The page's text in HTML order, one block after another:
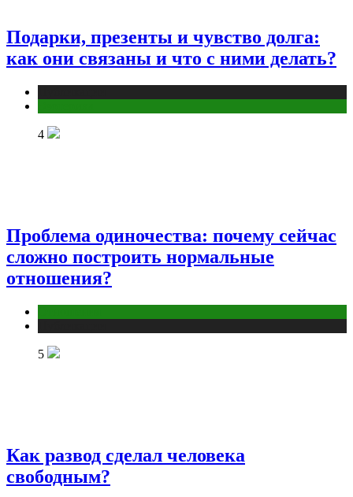
Подарки, презенты и чувство долга:
как они связаны и что с ними делать?
4
Проблема одиночества: почему сейчас
сложно построить нормальные
отношения?
5
Как развод сделал человека
свободным?